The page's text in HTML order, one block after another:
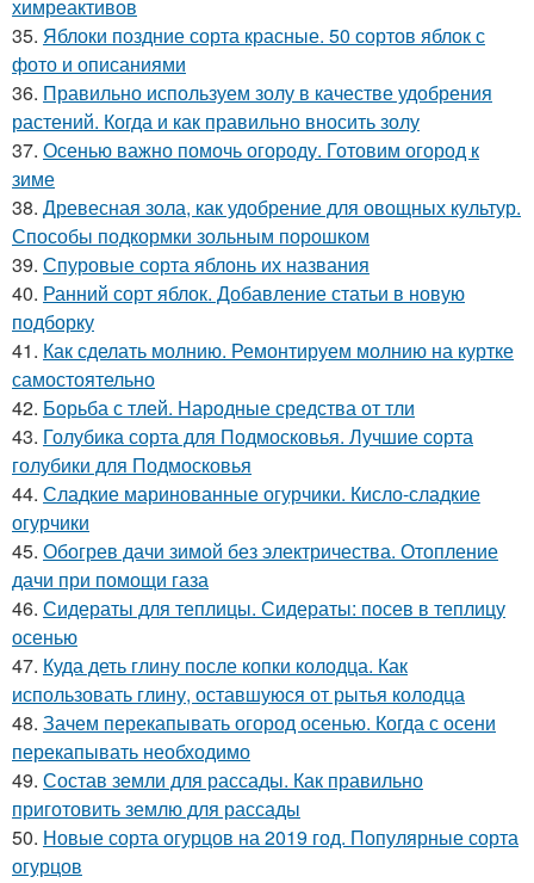
химреактивов
35. Яблоки поздние сорта красные. 50 сортов яблок с
фото и описаниями
36. Правильно используем золу в качестве удобрения
растений. Когда и как правильно вносить золу
37. Осенью важно помочь огороду. Готовим огород к
зиме
38. Древесная зола, как удобрение для овощных культур.
Способы подкормки зольным порошком
39. Спуровые сорта яблонь их названия
40. Ранний сорт яблок. Добавление статьи в новую
подборку
41. Как сделать молнию. Ремонтируем молнию на куртке
самостоятельно
42. Борьба с тлей. Народные средства от тли
43. Голубика сорта для Подмосковья. Лучшие сорта
голубики для Подмосковья
44. Сладкие маринованные огурчики. Кисло-сладкие
огурчики
45. Обогрев дачи зимой без электричества. Отопление
дачи при помощи газа
46. Сидераты для теплицы. Сидераты: посев в теплицу
осенью
47. Куда деть глину после копки колодца. Как
использовать глину, оставшуюся от рытья колодца
48. Зачем перекапывать огород осенью. Когда с осени
перекапывать необходимо
49. Состав земли для рассады. Как правильно
приготовить землю для рассады
50. Новые сорта огурцов на 2019 год. Популярные сорта
огурцов